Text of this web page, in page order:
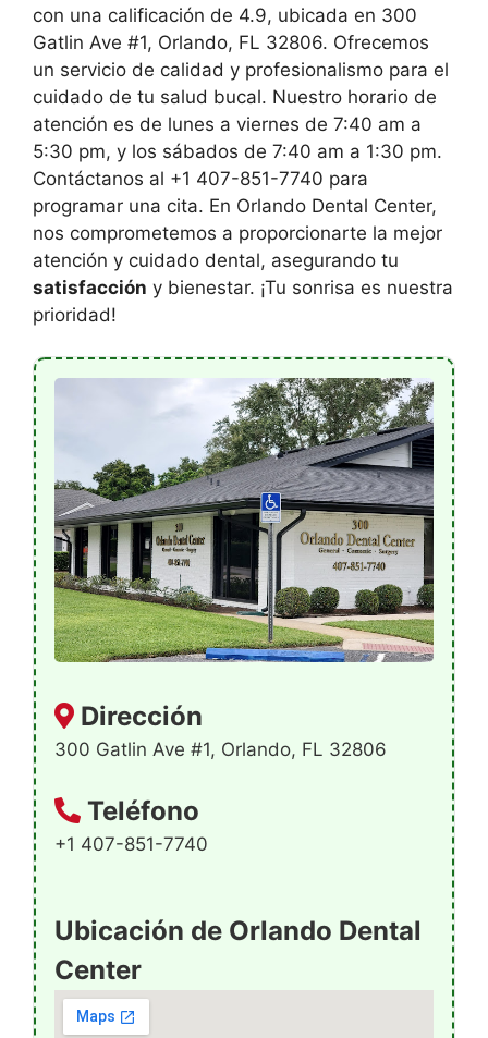
con una calificación de 4.9, ubicada en 300
Gatlin Ave #1, Orlando, FL 32806. Ofrecemos
un servicio de calidad y profesionalismo para el
cuidado de tu salud bucal. Nuestro horario de
atención es de lunes a viernes de 7:40 am a
5:30 pm, y los sábados de 7:40 am a 1:30 pm.
Contáctanos al +1 407-851-7740 para
programar una cita. En Orlando Dental Center,
nos comprometemos a proporcionarte la mejor
atención y cuidado dental, asegurando tu
satisfacción y bienestar. ¡Tu sonrisa es nuestra
prioridad!
Dirección
300 Gatlin Ave #1, Orlando, FL 32806
Teléfono
+1 407-851-7740
Ubicación de Orlando Dental
Center